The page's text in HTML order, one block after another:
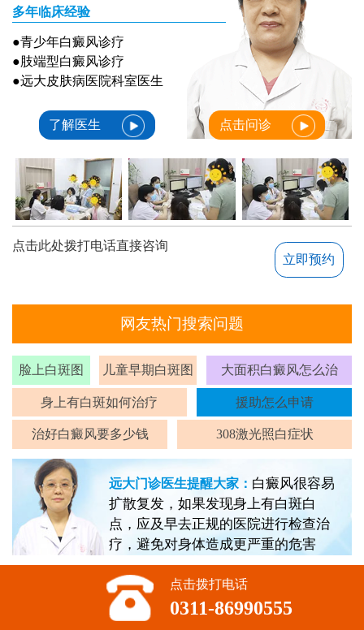
多年临床经验
●青少年白癜风诊疗
●肢端型白癜风诊疗
●远大皮肤病医院科室医生
了解医生 点击问诊
点击此处拨打电话直接咨询
立即预约
网友热门搜索问题
脸上白斑图 儿童早期白斑图 大面积白癜风怎么治
身上有白斑如何治疗 援助怎么申请
治好白癜风要多少钱 308激光照白症状
远大门诊医生提醒大家： 白癜风很容易
扩散复发，如果发现身上有白斑白
点，应及早去正规的医院进行检查治
疗，避免对身体造成更严重的危害
点击拨打电话
0311-86990555